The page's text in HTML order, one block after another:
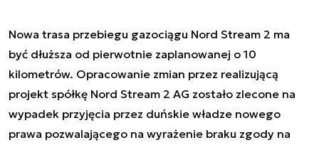
Nowa trasa przebiegu gazociągu Nord Stream 2 ma
być dłuższa od pierwotnie zaplanowanej o 10
kilometrów. Opracowanie zmian przez realizującą
projekt spółkę Nord Stream 2 AG zostało zlecone na
wypadek przyjęcia przez duńskie władze nowego
prawa pozwalającego na wyrażenie braku zgody na